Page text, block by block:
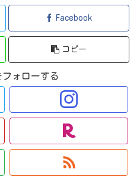
Facebook
コピー
フォローする